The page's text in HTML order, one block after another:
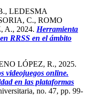
LEDESMA
C., ROMO
A., 2024. Herramienta
RRSS en el ámbito
LÓPEZ, R., 2025.
videojuegos online.
en las plataformas
no. 47, pp. 99-